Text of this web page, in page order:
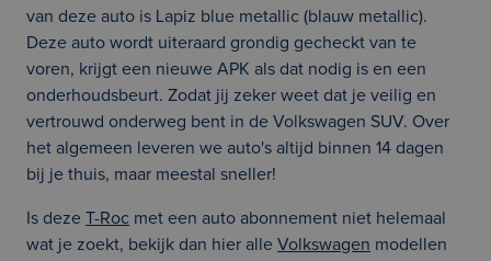
van deze auto is Lapiz blue metallic (blauw metallic).
Deze auto wordt uiteraard grondig gecheckt van te
voren, krijgt een nieuwe APK als dat nodig is en een
onderhoudsbeurt. Zodat jij zeker weet dat je veilig en
vertrouwd onderweg bent in de Volkswagen SUV. Over
het algemeen leveren we auto's altijd binnen 14 dagen
bij je thuis, maar meestal sneller!
Is deze T-Roc met een auto abonnement niet helemaal
wat je zoekt, bekijk dan hier alle Volkswagen modellen